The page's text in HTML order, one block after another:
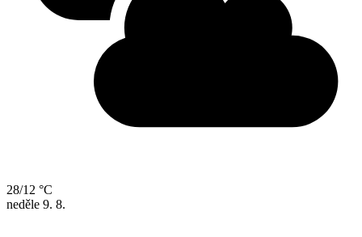
28/12 °C
neděle 9. 8.